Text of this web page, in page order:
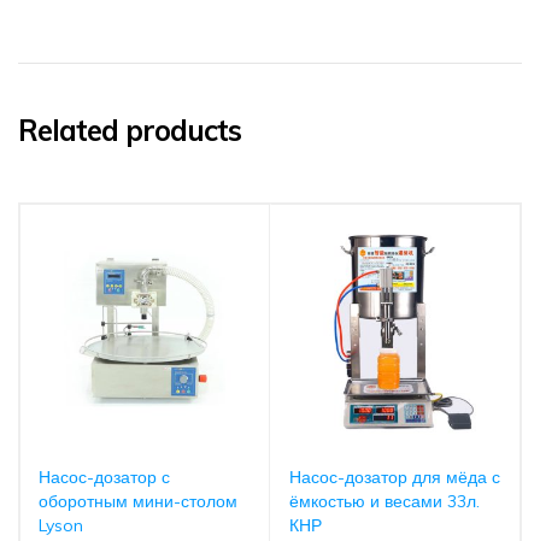
Related products
Насос-дозатор с
оборотным мини-столом
Lyson
Насос-дозатор для мёда с
ёмкостью и весами 33л.
КНР